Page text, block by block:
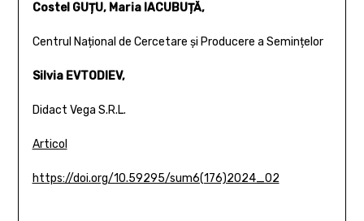
Costel GUȚU, Maria IACUBUȚĂ,
Centrul Național de Cercetare și Producere a Semințelor
Silvia EVTODIEV,
Didact Vega S.R.L.
Articol
https://doi.org/10.59295/sum6(176)2024_02